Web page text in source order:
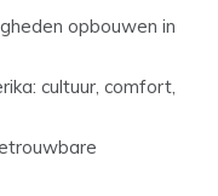
opbouwen in
cultuur, comfort,